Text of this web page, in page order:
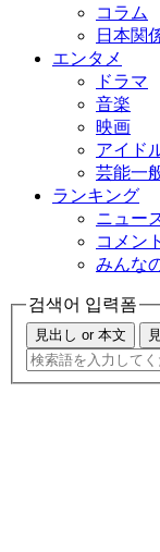
コラム
日本関
エンタメ
ドラマ
音楽
映画
アイド
芸能一
ランキング
ニュー
コメント
みんな
검색어 입력폼
見出し or 本文